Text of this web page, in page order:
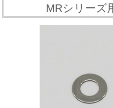
MRシリーズ